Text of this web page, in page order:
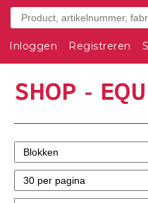
Inloggen Registreren
SHOP -